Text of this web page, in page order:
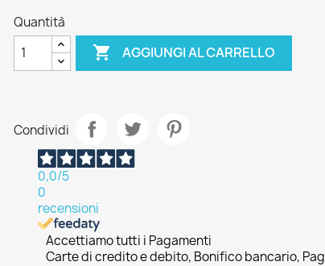
Quantità
 AGGIUNGI AL CARRELLO
Condividi
0,0/5
0
recensioni
Accettiamo tutti i Pagamenti
Carte di credito e debito, Bonifico bancario,